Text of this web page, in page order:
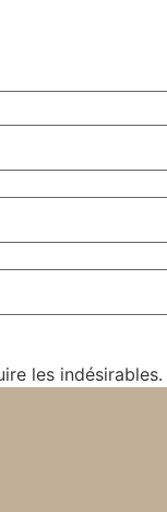
les indésirables.